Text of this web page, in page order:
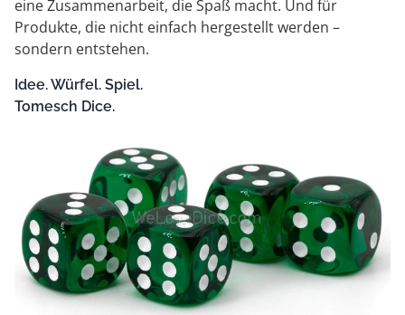
eine Zusammenarbeit, die Spaß macht. Und für
Produkte, die nicht einfach hergestellt werden –
sondern entstehen.
Idee. Würfel. Spiel.
Tomesch Dice.